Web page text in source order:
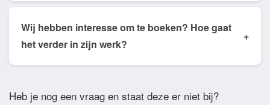
de email of app welke nummers of stijlen jullie niet
willen horen. De DJ houdt daar dan rekening mee.
Wij hebben interesse om te boeken? Hoe gaat
het verder in zijn werk?
+
zodat het feest definitief geboekt is. Wij vragen
Heb je nog een vraag en staat deze er niet bij?